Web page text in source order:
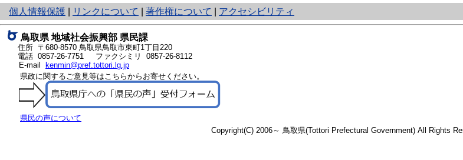
個人情報保護
と
り
ネ
ッ
ト
へ
の
リンクについて 著作権について アクセシビリティ
鳥取県 地域社会振興部 県民課
住所 〒680-8570 鳥取県鳥取市東町1丁目220
電話 0857-26-7751
ファクシミリ 0857-26-8112
E-mail
kenmin@pref.tottori.lg.jp
県政に関するご意見等はこちらからお寄せください。
県民の声について
Copyright(C) 2006～ 鳥取県(Tottori Prefectural Government) All Rights